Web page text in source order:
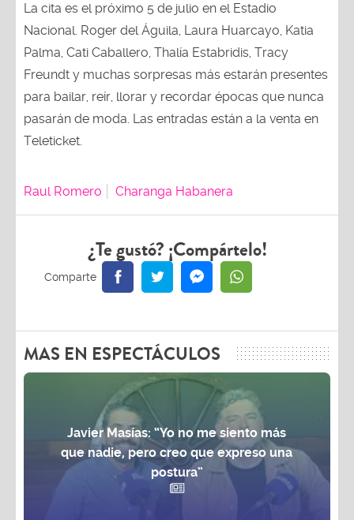
La cita es el próximo 5 de julio en el Estadio
Nacional. Roger del Águila, Laura Huarcayo, Katia
Palma, Cati Caballero, Thalía Estabridis, Tracy
Freundt y muchas sorpresas más estarán presentes
para bailar, reír, llorar y recordar épocas que nunca
pasarán de moda. Las entradas están a la venta en
Teleticket.
Raul Romero Charanga Habanera
¿Te gustó? ¡Compártelo!
MAS EN ESPECTÁCULOS
Javier Masías: “Yo no me siento más
que nadie, pero creo que expreso una
postura”